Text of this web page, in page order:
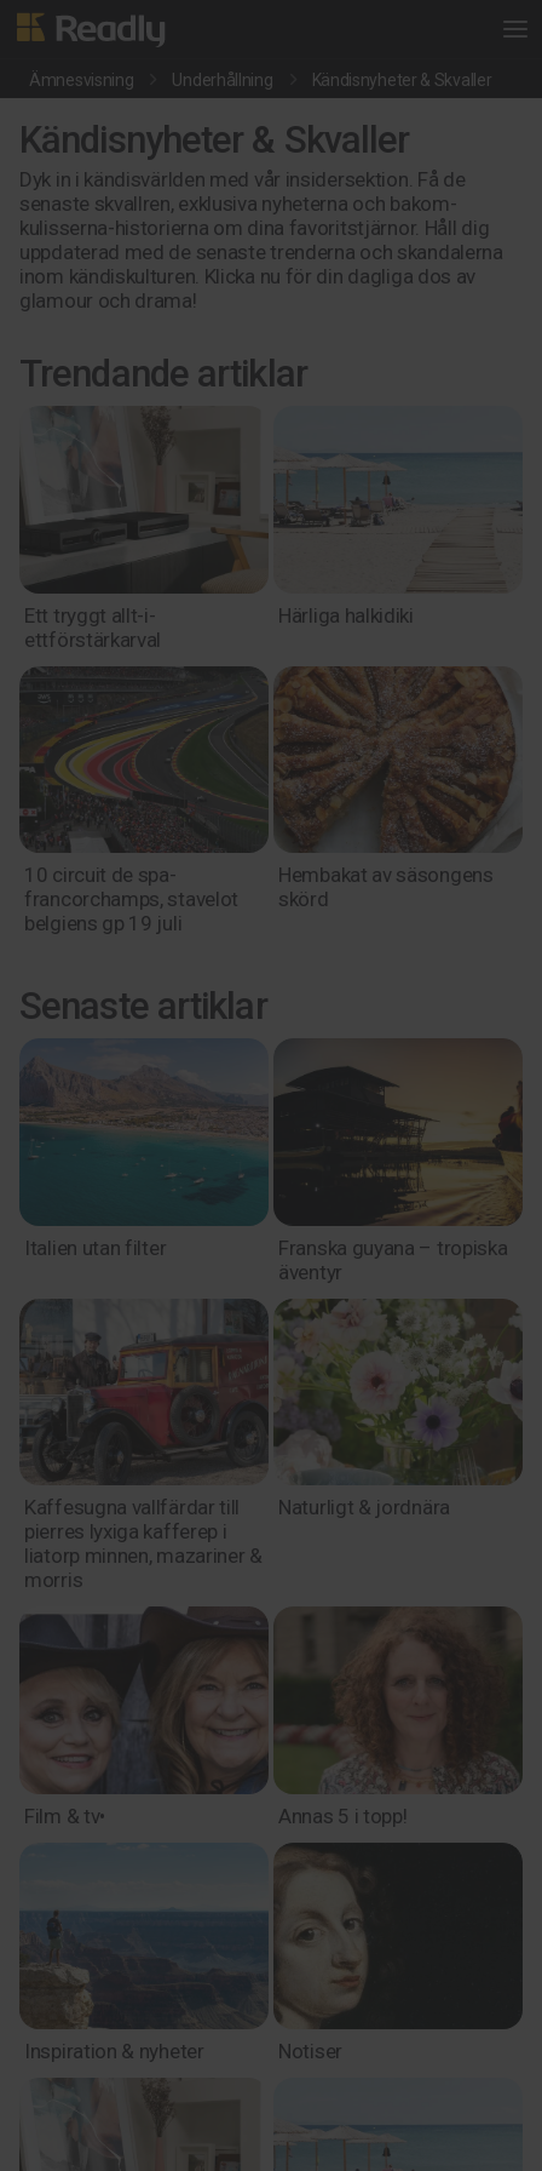
Ämnesvisning Underhållning Kändisnyheter & Skvaller
Kändisnyheter & Skvaller
Dyk in i kändisvärlden med vår insidersektion. Få de
senaste skvallren, exklusiva nyheterna och bakom-
kulisserna-historierna om dina favoritstjärnor. Håll dig
uppdaterad med de senaste trenderna och skandalerna
inom kändiskulturen. Klicka nu för din dagliga dos av
glamour och drama!
Trendande artiklar
Ett tryggt allt-i-
ettförstärkarval
Härliga halkidiki
10 circuit de spa-
francorchamps, stavelot
belgiens gp 19 juli
Hembakat av säsongens
skörd
Senaste artiklar
Italien utan filter
Franska guyana – tropiska
äventyr
Kaffesugna vallfärdar till
pierres lyxiga kafferep i
liatorp minnen, mazariner &
morris
Naturligt & jordnära
Film & tv• Annas 5 i topp!
Inspiration & nyheter Notiser